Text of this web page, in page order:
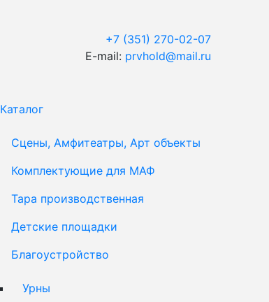
+7 (351) 270-02-07
E-mail: prvhold@mail.ru
Каталог
Сцены, Амфитеатры, Арт объекты
Комплектующие для МАФ
Тара производственная
Детские площадки
Благоустройство
Урны